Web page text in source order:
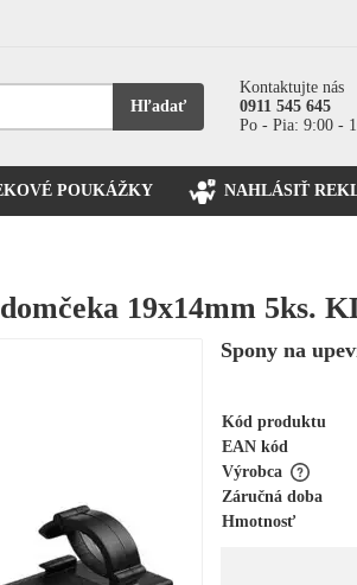
Hľadať
Kontaktujte nás
0911 545 645
Po - Pia: 9:00 -
POUKÁŽKY NAHLÁSIŤ
19x14mm 5ks.
Spony na
Kód produktu
EAN kód
Výrobca
Záručná doba
Hmotnosť